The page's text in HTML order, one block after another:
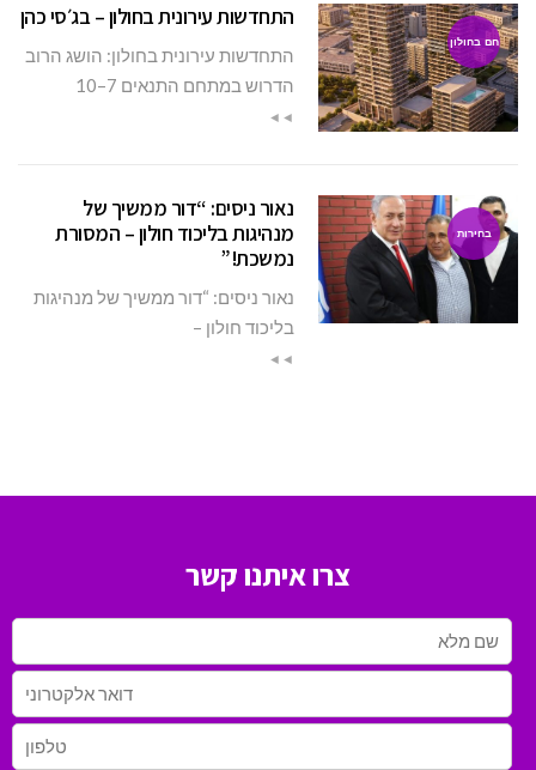
חם בחולון
התחדשות עירונית בחולון – בג׳סי כהן
התחדשות עירונית בחולון: הושג הרוב
הדרוש במתחם התנאים 7–10
◄◄
בחירות
נאור ניסים: “דור ממשיך של
מנהיגות בליכוד חולון – המסורת
נמשכת!”
נאור ניסים: “דור ממשיך של מנהיגות
בליכוד חולון –
◄◄
צרו איתנו קשר